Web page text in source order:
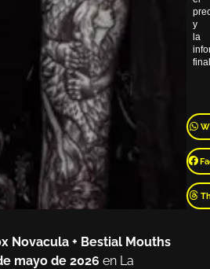
y
la
Novacula + Bestial Mouths
mayo de 2026 en La